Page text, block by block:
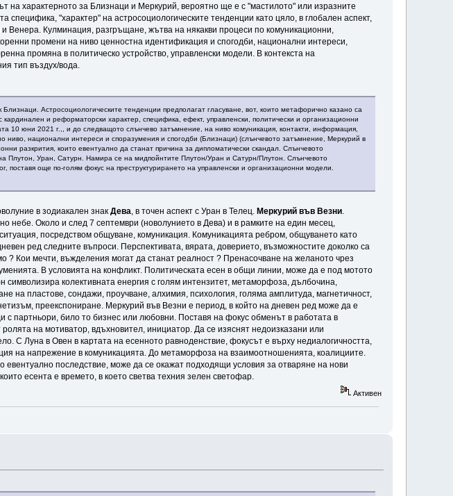
на характерното за Близнаци и Меркурий, вероятно ще е с "мастилото" или изразните
"характер" на астросоциологическите тенденции като цяло, в глобален аспект,
Кулминация, разгръщане, жътва на някакви процеси по комуникационни,
промени на ниво ценностна идентификация и спогодби, национални интереси,
промяна в политическо устройство, управленски модели. В контекста на
тип въздух/вода.
Астросоциологическите тенденции предполагат гласуване, вот, които метафорично казано са
кардинален и реформаторски характер, специфика, ефект, управленски, политически и организационни
10 юни 2021 г.,, и до следващото слънчево затъмнение, на ниво комуникация, контакти, информация,
национални интереси и споразумения и спогодби (Близнаци) (слънчевото затъмнение, Меркурий в
разкрития, които евентуално да станат причина за дипломатически скандал. Слънчевото
Плутон, Уран, Сатурн. Намира се на мидпойнтите Плутон/Уран и Сатурн/Плутон. Слънчевото
още по-голям фокус на преструктурирането на управленски и организационни модели.
в зодиакален знак Дева , в точен аспект с Уран в Телец. Меркурий във Везни.
небе. Около и след 7 септември (новолунието в Дева) и в рамките на един месец,
посредством общуване, комуникация. Комуникацията ребром, общуването като
ред следните въпроси. Перспективата, вярата, доверието, възможностите доколко са
Кои мечти, въжделения могат да станат реалност ? Пренасочване на желаното чрез
В условията на конфликт. Политическата есен в общи линии, може да е под мотото
колективната енергия с голям интензитет, метаморфоза, дълбочина,
на пластове, сондажи, проучване, алхимия, психология, голяма амплитуда, магнетичност,
преекспониране. Меркурий във Везни е период, в който на дневен ред може да е
партньори, било то бизнес или любовни. Поставя на фокус обменът в работата в
на мотиватор, вдъхновител, инициатор. Да се изяснят недоизказани или
С Луна в Овен в картата на есенното равноденствие, фокусът е върху недиалогичността,
на напрежение в комуникацията. До метаморфоза на взаимоотношенията, коалициите.
последствие, може да се окажат подходящи условия за отваряне на нови
есента е времето, в което светва техния зелен светофар.
Активен